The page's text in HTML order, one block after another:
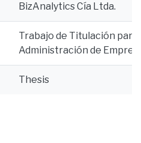
BizAnalytics Cía Ltda.
Trabajo de Titulación
Administración de
Thesis